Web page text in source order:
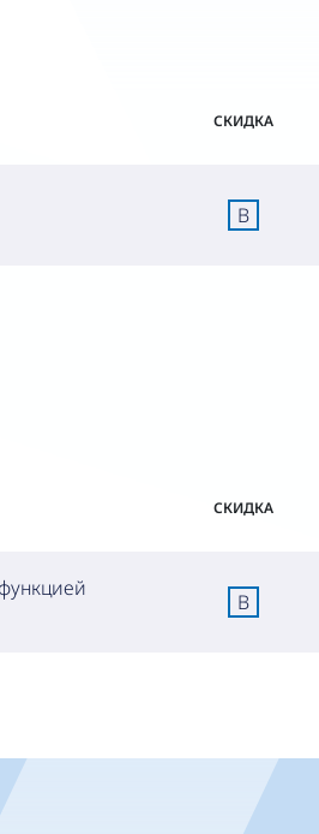
СКИДКА
B
СКИДКА
B